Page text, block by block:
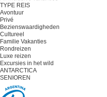
TYPE REIS
Avontuur
Privé
Bezienswaardigheden
Cultureel
Familie Vakanties
Rondreizen
Luxe reizen
Excursies in het wild
ANTARCTICA
SENIOREN